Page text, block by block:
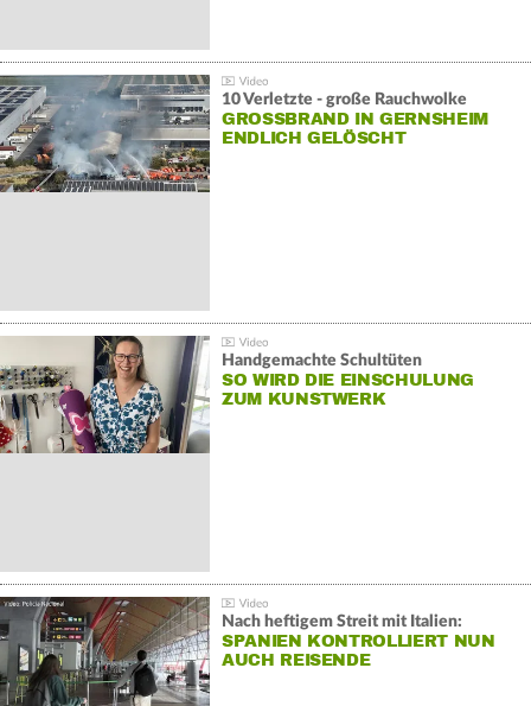
10 Verletzte - große Rauchwolke
GROSSBRAND IN GERNSHEIM E
NDLICH GELÖSCHT
Handgemachte Schultüten
SO WIRD DIE EINSCHULUNG
ZUM KUNSTWERK
Nach heftigem Streit mit Italien:
SPANIEN KONTROLLIERT NUN
AUCH REISENDE